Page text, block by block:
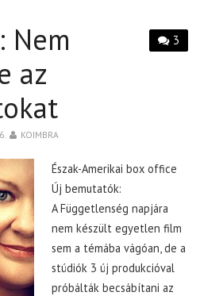
3
Nem
az
KOIMBRA
Észak-Amerikai box office
Új bemutatók:
A Függetlenség napjára
nem készült egyetlen film
sem a témába vágóan, de a
stúdiók 3 új produkcióval
próbálták becsábítani az